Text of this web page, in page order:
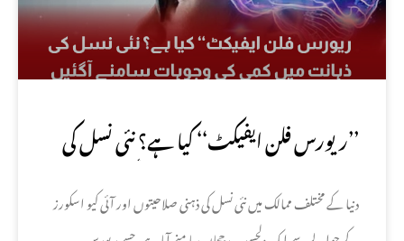
’’ریورس فلن ایفیکٹ‘‘ کیا ہے؟ نئی نسل کی
ذہانت میں کمی کی وجوہات سامنے آگئیں
دنیا کے مختلف ممالک میں نئی نسل کی ذہنی صلاحیتوں اور آئی کیو اسکورز